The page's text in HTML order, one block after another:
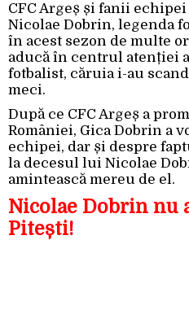
CFC Argeș și fanii
Nicolae Dobrin, legenda
în acest sezon de multe
aducă în centrul atenției
fotbalist, căruia i-au
meci.
După ce CFC Argeș a
României, Gica Dobrin a
echipei, dar și despre
la decesul lui Nicolae
amintească mereu de el.
Nicolae Dobrin nu
Pitești!